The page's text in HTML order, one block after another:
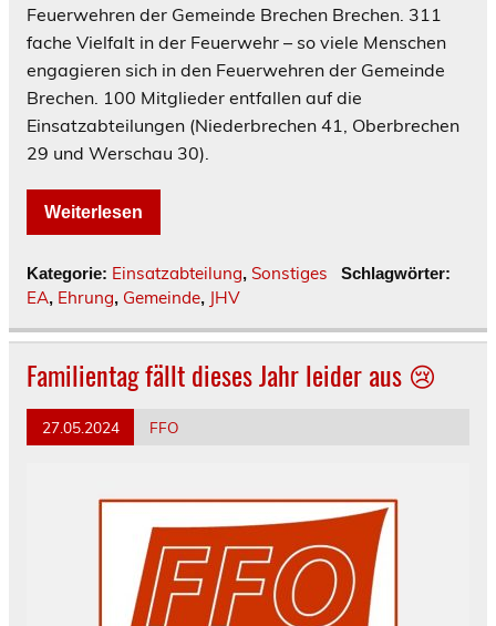
Feuerwehren der Gemeinde Brechen Brechen. 311
fache Vielfalt in der Feuerwehr – so viele Menschen
engagieren sich in den Feuerwehren der Gemeinde
Brechen. 100 Mitglieder entfallen auf die
Einsatzabteilungen (Niederbrechen 41, Oberbrechen
29 und Werschau 30).
Weiterlesen
Kategorie: Einsatzabteilung, Sonstiges Schlagwörter:
EA, Ehrung, Gemeinde, JHV
Familientag fällt dieses Jahr leider aus 😢
27.05.2024 FFO